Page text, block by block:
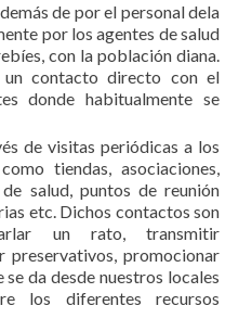
de por el personal dela
por los agentes de salud
con la población diana.
contacto directo con el
donde habitualmente se
de visitas periódicas a los
tiendas, asociaciones,
salud, puntos de reunión
etc. Dichos contactos son
un rato, transmitir
preservativos, promocionar
da desde nuestros locales
los diferentes recursos